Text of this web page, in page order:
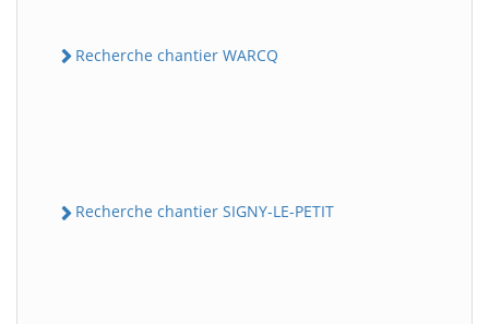
Recherche chantier WARCQ
Recherche chantier SIGNY-LE-PETIT